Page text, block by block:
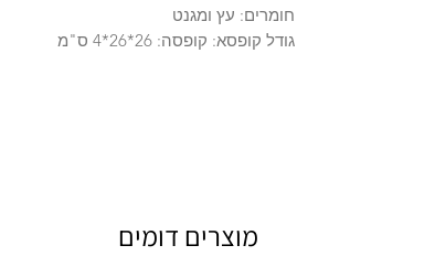
חומרים: עץ ומגנט
גודל קופסא: קופסה: 26*26*4 ס"מ
מוצרים דומים